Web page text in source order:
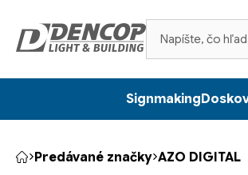
obsah
Signmaking
Domov
Predávané značky AZO DIGITAL